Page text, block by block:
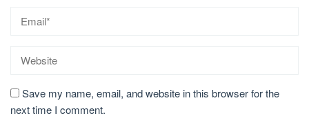
Save my name, email, and website in this browser for the
next time I comment.